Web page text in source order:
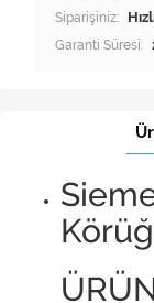
Siparişiniz:
Garanti Süresi: